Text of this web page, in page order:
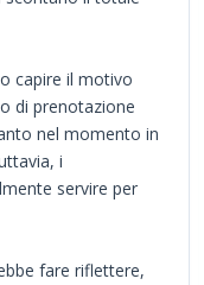
capire il motivo
di prenotazione
nel momento in
i
servire per
fare riflettere,